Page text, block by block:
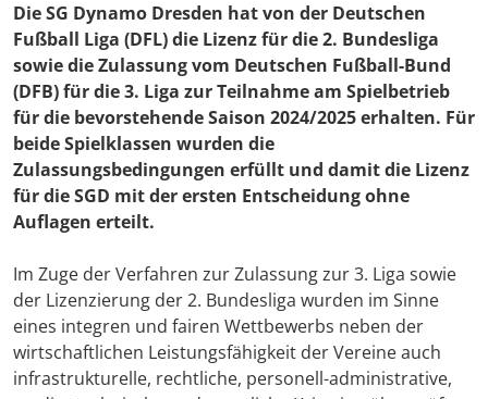
Die SG Dynamo Dresden hat von der Deutschen
Fußball Liga (DFL) die Lizenz für die 2. Bundesliga
sowie die Zulassung vom Deutschen Fußball-Bund
(DFB) für die 3. Liga zur Teilnahme am Spielbetrieb
für die bevorstehende Saison 2024/2025 erhalten. Für
beide Spielklassen wurden die
Zulassungsbedingungen erfüllt und damit die Lizenz
für die SGD mit der ersten Entscheidung ohne
Auflagen erteilt.
Im Zuge der Verfahren zur Zulassung zur 3. Liga sowie
der Lizenzierung der 2. Bundesliga wurden im Sinne
eines integren und fairen Wettbewerbs neben der
wirtschaftlichen Leistungsfähigkeit der Vereine auch
infrastrukturelle, rechtliche, personell-administrative,